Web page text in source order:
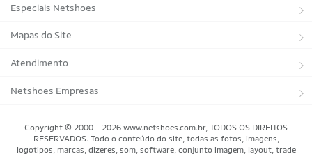
Sobre a Netshoes
Política de Privacidade
Programa de Afiliados
Regulamentos
Programa de Integridade
Especiais Netshoes
Suplementos
Corrida
Bicicletas
Mapas do Site
Marcas
Tipos de Produtos
Atendimento
Trocas e devoluções
Minha Conta
Netshoes Empresas
Copyright © 2000 - 2026 www.netshoes.com.br, TODOS OS DIREITOS
RESERVADOS. Todo o conteúdo do site, todas as fotos, imagens,
logotipos, marcas, dizeres, som, software, conjunto imagem, layout, trade